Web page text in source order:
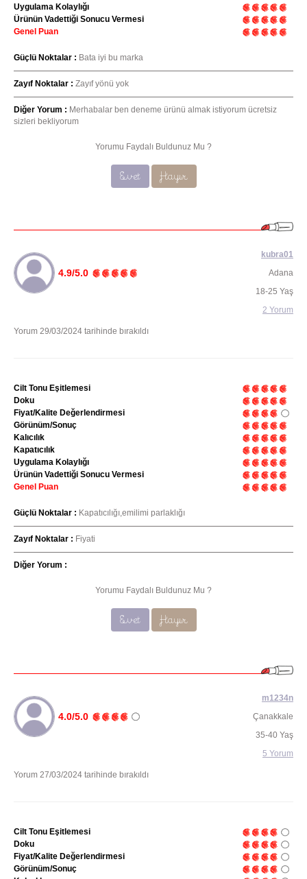
Uygulama Kolaylığı
Ürünün Vadettiği Sonucu Vermesi
Genel Puan
Güçlü Noktalar : Bata iyi bu marka
Zayıf Noktalar : Zayıf yönü yok
Diğer Yorum : Merhabalar ben deneme ürünü almak istiyorum ücretsiz
sizleri bekliyorum
Yorumu Faydalı Buldunuz Mu ?
Evet Hayır
4.9/5.0
Yorum 29/03/2024 tarihinde bırakıldı
kubra01
Adana
18-25 Yaş
2 Yorum
Cilt Tonu Eşitlemesi
Doku
Fiyat/Kalite Değerlendirmesi
Görünüm/Sonuç
Kalıcılık
Kapatıcılık
Uygulama Kolaylığı
Ürünün Vadettiği Sonucu Vermesi
Genel Puan
Güçlü Noktalar : Kapatıcılığı,emilimi parlaklığı
Zayıf Noktalar : Fiyati
Diğer Yorum :
Yorumu Faydalı Buldunuz Mu ?
Evet Hayır
4.0/5.0
Yorum 27/03/2024 tarihinde bırakıldı
m1234n
Çanakkale
35-40 Yaş
5 Yorum
Cilt Tonu Eşitlemesi
Doku
Fiyat/Kalite Değerlendirmesi
Görünüm/Sonuç